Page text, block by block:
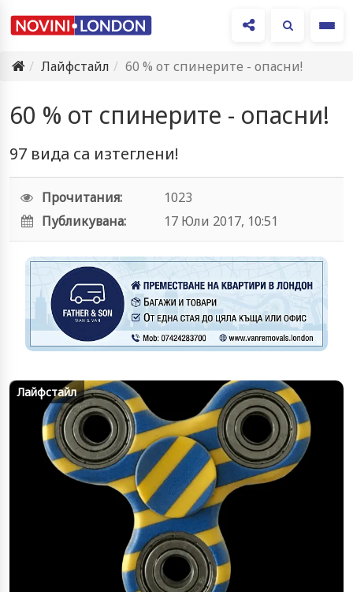
Лайфстайл
60 % от спинерите - опасни!
60 % от спинерите - опасни!
97 вида са изтеглени!
Прочитания:
1023
Публикувана:
17 Юли 2017, 10:51
Лайфстайл